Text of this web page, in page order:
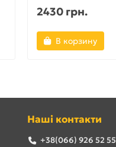
2430 грн.
В корзину
Наші контакти
+38(066) 926 52 55